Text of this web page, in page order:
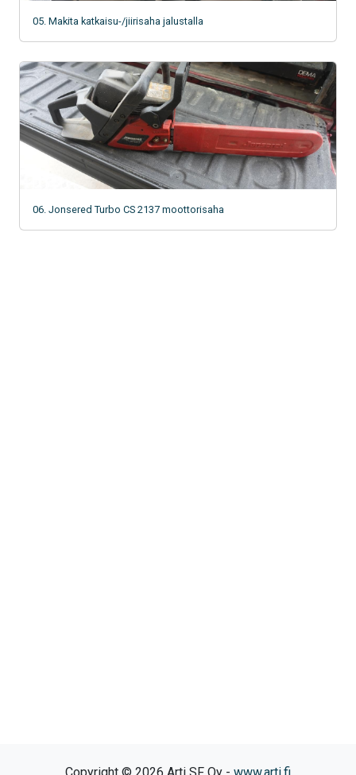
05. Makita katkaisu-/jiirisaha jalustalla
06. Jonsered Turbo CS 2137 moottorisaha